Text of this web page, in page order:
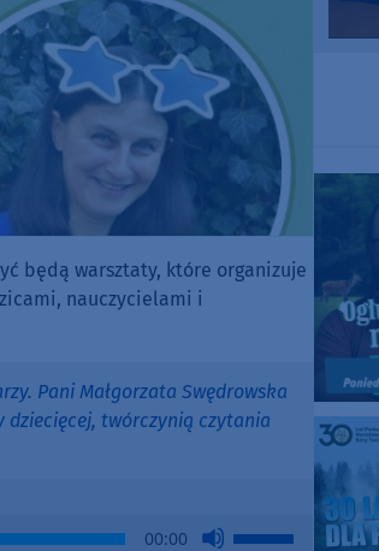
będą warsztaty, które organizuje
nauczycielami i
Pani Małgorzata Swędrowska
twórczynią czytania
00:00
Use